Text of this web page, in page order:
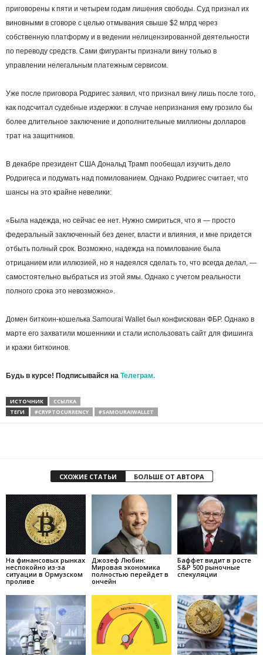
приговорены к пяти и четырем годам лишения свободы. Суд признал их
виновными в сговоре с целью отмывания свыше $2 млрд через
собственную платформу и в ведении нелицензированной деятельности
по переводу средств. Сами фигуранты признали вину только в
управлении нелегальным платежным сервисом.
Уже после приговора Родригес заявил, что признал вину лишь после того,
как подсчитал судебные издержки: в случае непризнания ему грозило бы
более длительное заключение и дополнительные миллионы долларов
трат на защитников.
В декабре президент США Дональд Трамп пообещал изучить дело
Родригеса и подумать над помилованием. Однако Родригес считает, что
шансы на это крайне невелики:
«Была надежда, но сейчас ее нет. Нужно смириться, что я — просто
федеральный заключенный без денег, власти и влияния, и мне придется
отбыть полный срок. Возможно, надежда на помилование была
отрицанием или иллюзией, но я надеялся сделать то, что всегда делал, —
самостоятельно выбраться из этой ямы. Однако с учетом реальности
полного срока это невозможно».
Домен биткоин-кошелька Samourai Wallet был конфискован ФБР. Однако в
марте его захватили мошенники и стали использовать сайт для фишинга
и кражи биткоинов.
Будь в курсе! Подписывайся на Телеграм.
ИСТОЧНИК
ССЫЛКА
ТЕГИ
#CRYPTOCURRENCY #SAMOURAIWALLET
СХОЖИЕ СТАТЬИ БОЛЬШЕ ОТ АВТОРА
На финансовых рынках
неспокойно из-за
ситуации в Ормузском
проливе
Джозеф Любин:
Мировая экономика
полностью перейдет в
ончейн
Баффет видит в росте
S&P 500 рыночные
спекуляции